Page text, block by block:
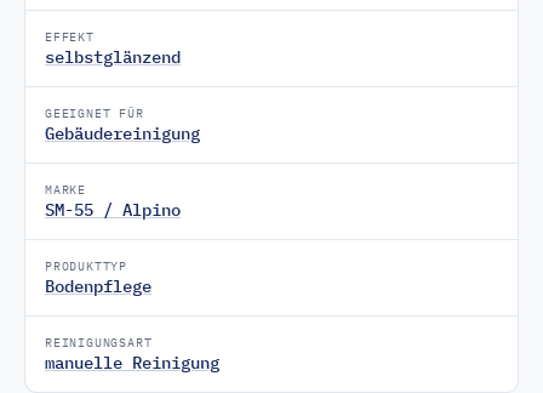
EFFEKT
selbstglänzend
GEEIGNET FÜR
Gebäudereinigung
MARKE
SM-55 / Alpino
PRODUKTTYP
Bodenpflege
REINIGUNGSART
manuelle Reinigung